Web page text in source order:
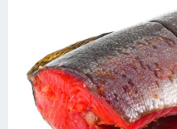
картинок
Супы
Мясные блюда
Печенье